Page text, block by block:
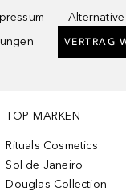
VERTRAG
TOP MARKEN
Rituals Cosmetics
Sol de Janeiro
Douglas Collection